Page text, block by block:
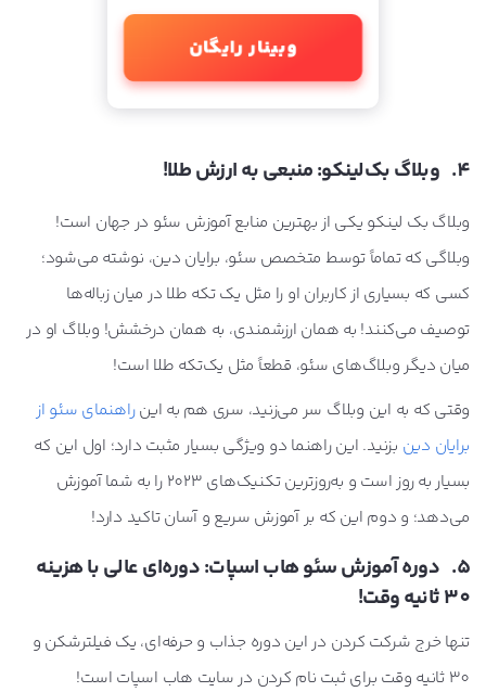
وبینار رایگان
4. وبلاگ بک‌لینکو: منبعی به ارزش طلا!
وبلاگ بک لینکو یکی از بهترین منابع آموزش سئو در جهان است!
وبلاگی که تماماً توسط متخصص سئو، برایان دین، نوشته می‌شود؛
کسی که بسیاری از کاربران او را مثل یک تکه طلا در میان زباله‌ها
توصیف می‌کنند! به همان ارزشمندی، به همان درخشش! وبلاگ او در
میان دیگر وبلاگ‌های سئو، قطعاً مثل یک‌تکه طلا است!
وقتی که به این وبلاگ سر می‌زنید، سری هم به اینراهنمای سئو از
برایان دین بزنید. این راهنما دو ویژگی بسیار مثبت دارد؛ اول این که
بسیار به روز است و به‌روزترین تکنیک‌های 2023 را به شما آموزش
می‌دهد؛ و دوم این که بر آموزش سریع و آسان تاکید دارد!
5. دوره آموزش سئو هاب اسپات: دوره‌ای عالی با هزینه
30 ثانیه وقت!
تنها خرج شرکت کردن در این دوره جذاب و حرفه‌ای، یک فیلترشکن و
30 ثانیه وقت برای ثبت نام کردن در سایت هاب اسپات است!